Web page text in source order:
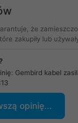
że
zakupiły lub
Gembird kabel
opinię...